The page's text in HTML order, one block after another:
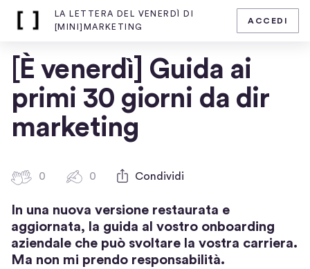
Home
di
lettera
del
di
LA LETTERA DEL VENERDÌ DI
[MINI]MARKETING
ACCEDI
[È venerdì] Guida ai
primi 30 giorni da dir
marketing
0
a
t
t
i
0 0
0
o
m
m
e
Condividi
In una nuova versione restaurata e
aggiornata, la guida al vostro onboarding
aziendale che può svoltare la vostra carriera.
Ma non mi prendo responsabilità.